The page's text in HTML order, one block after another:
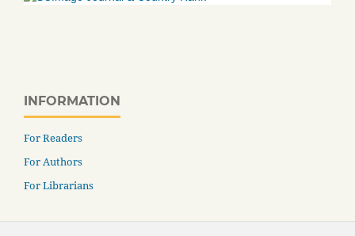
INFORMATION
For Readers
For Authors
For Librarians